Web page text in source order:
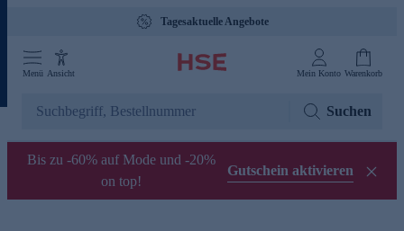
Tagesaktuelle Angebote
Menü Ansicht Mein Konto Warenkorb
Suchen
Bis zu -60% auf Mode und -20%
on top!
Gutschein aktivieren